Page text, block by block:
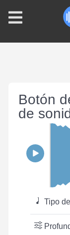
Botón
de
Tipo